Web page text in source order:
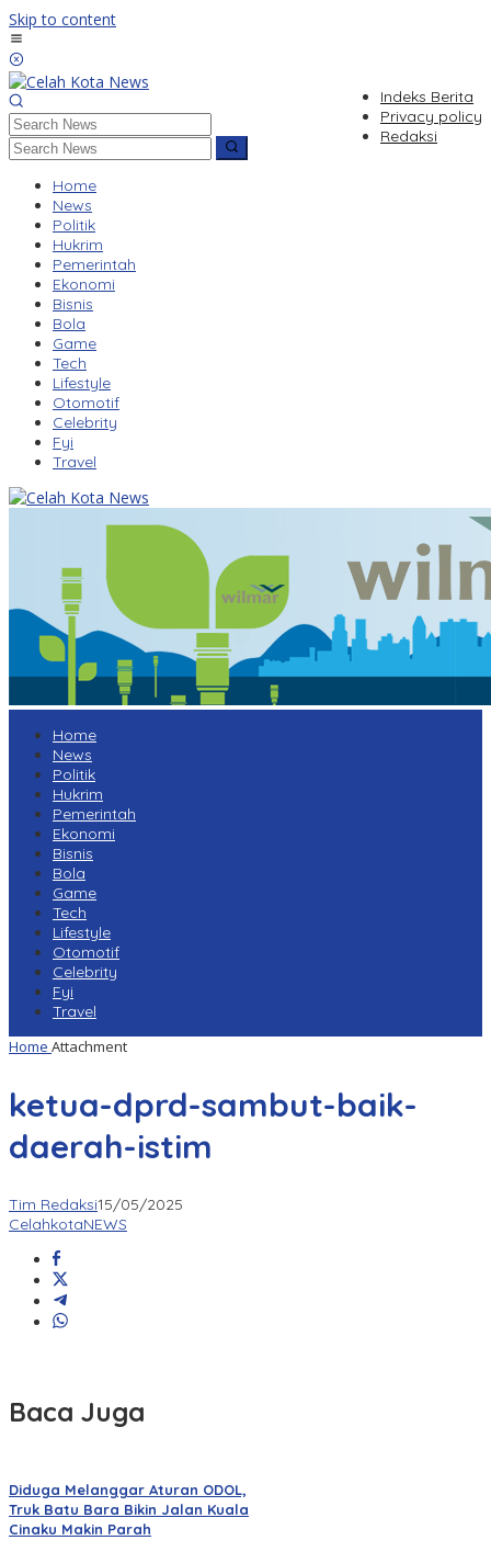
Skip to content
Indeks Berita
Privacy policy
Redaksi
Home
News
Politik
Hukrim
Pemerintah
Ekonomi
Bisnis
Bola
Game
Tech
Lifestyle
Otomotif
Celebrity
Fyi
Travel
Home
News
Politik
Hukrim
Pemerintah
Ekonomi
Bisnis
Bola
Game
Tech
Lifestyle
Otomotif
Celebrity
Fyi
Travel
Home Attachment
ketua-dprd-sambut-baik-
daerah-istim
Tim Redaksi15/05/2025
CelahkotaNEWS
Baca Juga
Diduga Melanggar Aturan ODOL,
Truk Batu Bara Bikin Jalan Kuala
Cinaku Makin Parah